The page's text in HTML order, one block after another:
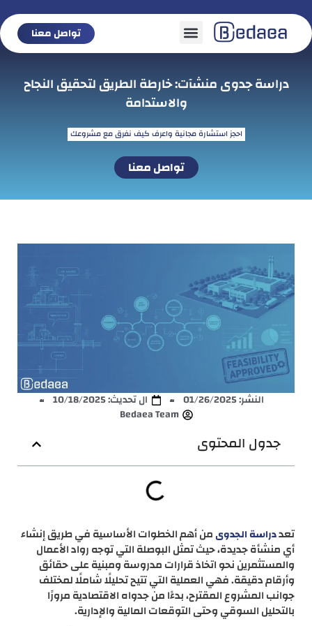
تواصل معنا
دراسة جدوى منشآت: خارطة الطريق لتحقيق النجاح
والاستدامة
احجز استشارة مجانية واعرف كيف نفرق مع مشروعك
تواصل معنا
النشر:01/26/2025
ال تحديث: 10/18/2025
Bedaea Team
جدول المحتوى
تعددراسة الجدوىمن أهم الخطوات الأساسية في طريق إنشاء
أي منشأة جديدة، حيث تمثل البوصلة التي توجه رواد الأعمال
والمستثمرين نحو اتخاذ قرارات مدروسة ومبنية على حقائق
وأرقام دقيقة. فهي العملية التي تتيح تحليلًا شاملًا لمختلف
جوانب المشروع المقترح، بدءًا من جدواه الاقتصادية مرورًا
بالتحليل السوقي وحتى التوقعات المالية والإدارية.